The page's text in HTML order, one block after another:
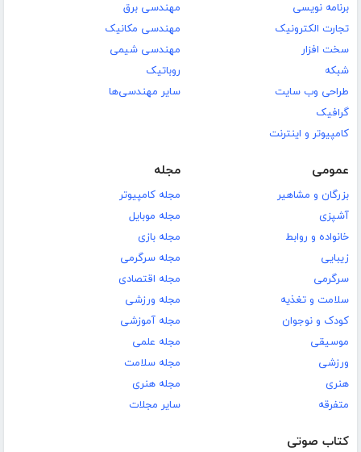
برنامه نویسی
تجارت الکترونیک
سخت افزار
شبکه
طراحی وب سایت
گرافیک
کامپیوتر و اینترنت
مهندسی برق
مهندسی مکانیک
مهندسی شیمی
روباتیک
سایر مهندسی‌ها
عمومی
بزرگان و مشاهیر
آشپزی
خانواده و روابط
زیبایی
سرگرمی
سلامت و تغذیه
کودک و نوجوان
موسیقی
ورزشی
هنری
متفرقه
مجله
مجله کامپیوتر
مجله موبایل
مجله بازی
مجله سرگرمی
مجله اقتصادی
مجله ورزشی
مجله آموزشی
مجله علمی
مجله سلامت
مجله هنری
سایر مجلات
کتاب صوتی